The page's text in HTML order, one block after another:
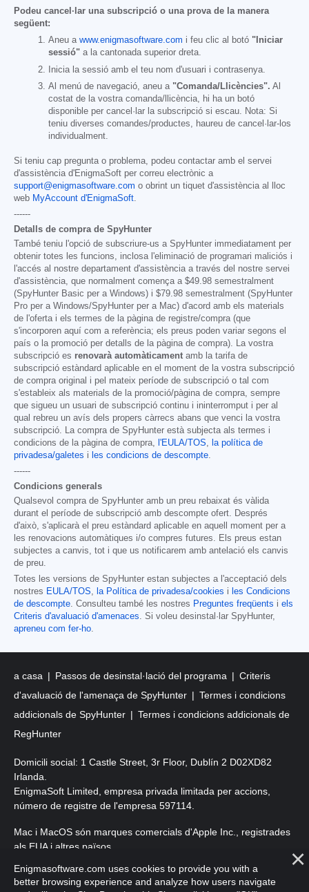
Podeu cancel·lar una subscripció o una prova de la manera
següent:
Aneu a www.enigmasoftware.com i feu clic al botó "Iniciar
sessió" a la cantonada superior dreta.
Inicia la sessió amb el teu nom d'usuari i contrasenya.
Al menú de navegació, aneu a "Comanda/Llicències". Al
costat de la vostra comanda/llicència, hi ha un botó
disponible per cancel·lar la subscripció si escau. Nota: Si
teniu diverses comandes/productes, haureu de cancel·lar-los
individualment.
Si teniu cap pregunta o problema, podeu contactar amb el servei
d'assistència d'EnigmaSoft per correu electrònic a
support@enigmasoftware.com o obrint un tiquet d'assistència al lloc
web MyAccount d'EnigmaSoft.
------
Detalls de compra de SpyHunter
També teniu l'opció de subscriure-us a SpyHunter immediatament per
obtenir totes les funcions, inclosa l'eliminació de programari maliciós i
l'accés al nostre departament d'assistència a través del nostre servei
d'assistència, que normalment comença a $49.98 semestralment
(SpyHunter Basic per a Windows) i $79.98 semestralment (SpyHunter
Pro per a Windows/SpyHunter per a Mac) d'acord amb els materials
de l'oferta i els termes de la pàgina de registre/compra (que
s'incorporen aquí com a referència; els preus poden variar segons el
país o la promoció per detalls de la pàgina de compra). La vostra
subscripció es renovarà automàticament amb la tarifa de
subscripció estàndard aplicable en el moment de la vostra subscripció
de compra original i pel mateix període de subscripció o tal com
s'estableix als materials de la promoció/pàgina de compra, sempre
que sigueu un usuari de subscripció continu i ininterromput i per al
qual rebreu un avís dels propers càrrecs abans que venci la vostra
subscripció. La compra de SpyHunter està subjecta als termes i
condicions de la pàgina de compra, l'EULA/TOS, la política de
privadesa/galetes i les condicions de descompte.
------
Condicions generals
Qualsevol compra de SpyHunter amb un preu rebaixat és vàlida
durant el període de subscripció amb descompte ofert. Després
d'això, s'aplicarà el preu estàndard aplicable en aquell moment per a
les renovacions automàtiques i/o compres futures. Els preus estan
subjectes a canvis, tot i que us notificarem amb antelació els canvis
de preu.
Totes les versions de SpyHunter estan subjectes a l'acceptació dels
nostres EULA/TOS, la Política de privadesa/cookies i les Condicions
de descompte. Consulteu també les nostres Preguntes freqüents i els
Criteris d'avaluació d'amenaces. Si voleu desinstal·lar SpyHunter,
apreneu com fer-ho.
a casa Passos de desinstal·lació del programa
Criteris
d'avaluació de l'amenaça de SpyHunter
Termes i condicions
addicionals de SpyHunter
Termes i condicions addicionals de
RegHunter
Domicili social: 1 Castle Street, 3r Floor, Dublín 2 D02XD82
Irlanda.
EnigmaSoft Limited, empresa privada limitada per accions,
número de registre de l'empresa 597114.
Mac i MacOS són marques comercials d'Apple Inc., registrades
als EUA i altres països.
Copyright 2016-2026 . EnigmaSoft Ltd. Tots els drets reservats.
Enigmasoftware.com uses cookies to provide you with a
better browsing experience and analyze how users navigate